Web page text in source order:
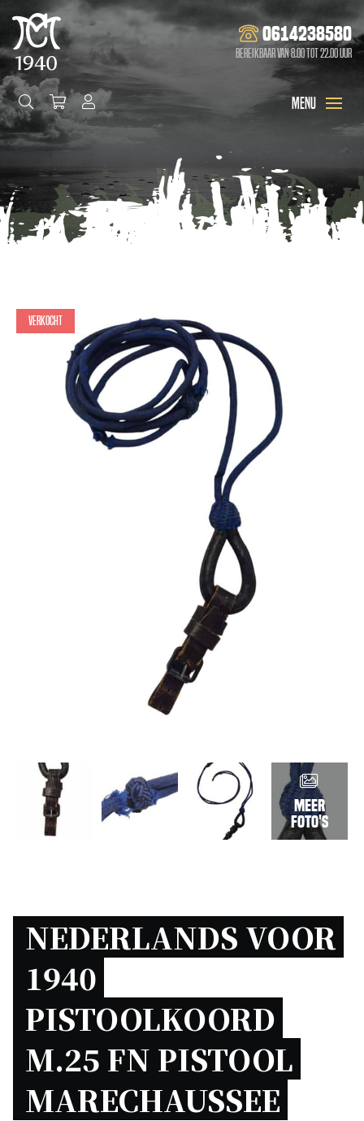
0614238580
Bereikbaar van 8.00 tot 22.00 uur
Verkocht
Meer
foto's
NEDERLANDS VOOR
1940
PISTOOLKOORD
M.25 FN PISTOOL
MARECHAUSSEE